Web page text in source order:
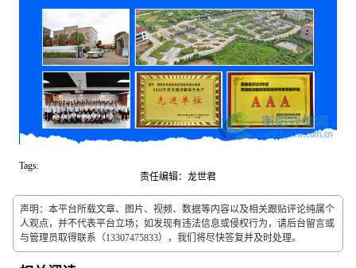
Tags:
责任编辑：龙世君
声明：本平台所载文章、图片、视频、数据等内容以及相关跟贴评论纯属个
人观点，并不代表平台立场；如发现有违法信息或侵权行为，请后台留言或
与管理员取得联系（13307475833），我们将尽快答复并及时处理。